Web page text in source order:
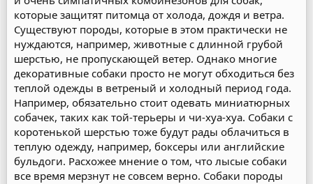
которые защитят питомца от холода, дождя и ветра.
Существуют породы, которые в этом практически не
нуждаются, например, животные с длинной грубой
шерстью, не пропускающей ветер. Однако многие
декоративные собаки просто не могут обходиться без
теплой одежды в ветреный и холодный период года.
Например, обязательно стоит одевать миниатюрных
собачек, таких как той-терьеры и чи-хуа-хуа. Собаки с
коротенькой шерстью тоже будут рады облачиться в
теплую одежду, например, боксеры или английские
бульдоги. Расхожее мнение о том, что лысые собаки
все время мерзнут не совсем верно. Собаки породы